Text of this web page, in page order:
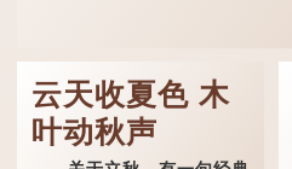
云天收夏色 木
叶动秋声